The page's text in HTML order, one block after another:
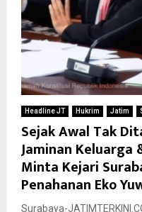
Headline JT Hukrim Jatim
Sejak Awal Tak
Jaminan Keluarga
Minta Kejari
Penahanan Eko
Surabaya-